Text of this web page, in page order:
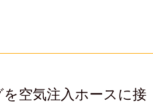
空気注入ホースに接